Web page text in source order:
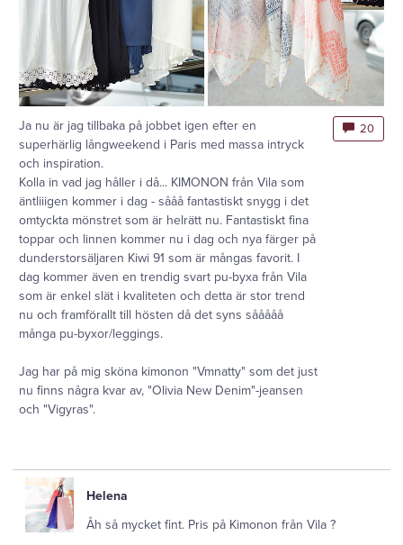
Ja nu är jag tillbaka på jobbet igen efter en
superhärlig långweekend i Paris med massa intryck
och inspiration.
Kolla in vad jag håller i då... KIMONON från Vila som
äntliiigen kommer i dag - sååå fantastiskt snygg i det
omtyckta mönstret som är helrätt nu. Fantastiskt fina
toppar och linnen kommer nu i dag och nya färger på
dunderstorsäljaren Kiwi 91 som är mångas favorit. I
dag kommer även en trendig svart pu-byxa från Vila
som är enkel slät i kvaliteten och detta är stor trend
nu och framförallt till hösten då det syns sååååå
många pu-byxor/leggings.
Jag har på mig sköna kimonon "Vmnatty" som det just
nu finns några kvar av, "Olivia New Denim"-jeansen
och "Vigyras".
20
Helena
Åh så mycket fint. Pris på Kimonon från Vila ?